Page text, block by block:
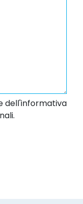
dell'informativa